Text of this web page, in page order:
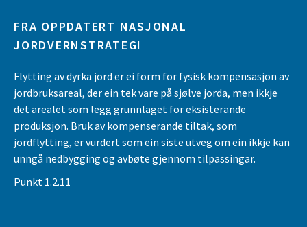
FRA OPPDATERT NASJONAL
JORDVERNSTRATEGI
Flytting av dyrka jord er ei form for fysisk kompensasjon av
jordbruksareal, der ein tek vare på sjølve jorda, men ikkje
det arealet som legg grunnlaget for eksisterande
produksjon. Bruk av kompenserande tiltak, som
jordflytting, er vurdert som ein siste utveg om ein ikkje kan
unngå nedbygging og avbøte gjennom tilpassingar.
Punkt 1.2.11